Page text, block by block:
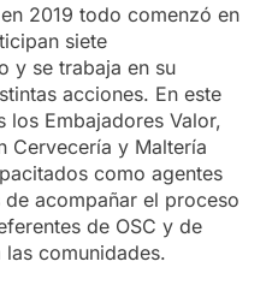
2019 todo comenzó en
siete
y se trabaja en su
acciones. En este
los Embajadores Valor,
Cervecería y Maltería
como agentes
acompañar el proceso
de OSC y de
comunidades.